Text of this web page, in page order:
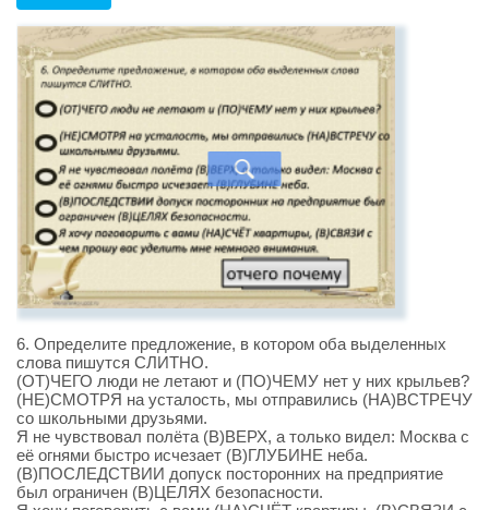
6. Определите предложение, в котором оба выделенных
слова пишутся СЛИТНО.
(ОТ)ЧЕГО люди не летают и (ПО)ЧЕМУ нет у них крыльев?
(НЕ)СМОТРЯ на усталость, мы отправились (НА)ВСТРЕЧУ
со школьными друзьями.
Я не чувствовал полёта (В)ВЕРХ, а только видел: Москва с
её огнями быстро исчезает (В)ГЛУБИНЕ неба.
(В)ПОСЛЕДСТВИИ допуск посторонних на предприятие
был ограничен (В)ЦЕЛЯХ безопасности.